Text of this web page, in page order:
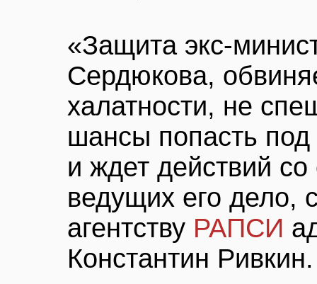
«Защита экс-
Сердюкова,
халатности, не
шансы попасть
и ждет действий
ведущих его дело,
агентству РАПСИ
Константин Ривкин.